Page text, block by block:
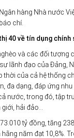
hàng Nhà nước
chí.
40 về tín dụng chính
và các đối tượng
lãnh đạo của Đảng,
của cả hệ thống
đa dạng, đáp ứng
nước, trong đó, tập
hải đảo…
tỷ đồng, tăng
năm đạt 10,8%.